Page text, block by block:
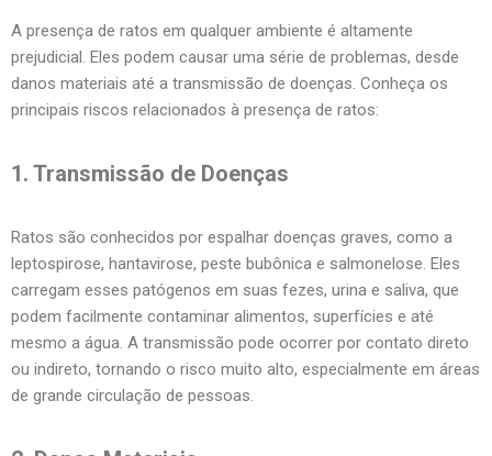
A presença de ratos em qualquer ambiente é altamente
prejudicial. Eles podem causar uma série de problemas, desde
danos materiais até a transmissão de doenças. Conheça os
principais riscos relacionados à presença de ratos:
1. Transmissão de Doenças
Ratos são conhecidos por espalhar doenças graves, como a
leptospirose, hantavirose, peste bubônica e salmonelose. Eles
carregam esses patógenos em suas fezes, urina e saliva, que
podem facilmente contaminar alimentos, superfícies e até
mesmo a água. A transmissão pode ocorrer por contato direto
ou indireto, tornando o risco muito alto, especialmente em áreas
de grande circulação de pessoas.